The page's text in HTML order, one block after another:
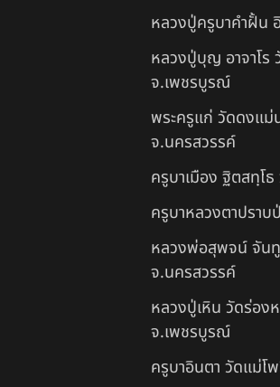
หลวงปู่ครูบาคำฝั้น
หลวงปู่บุญ อาจาโร
จ.เพชรบูรณ์
พระครูแก่ วัดดงแ
จ.นครสวรรค์
ครูบาเมือง ฐิตสทฺโ
ครูบาหลวงตาปราบ
หลวงพ่อสุพจน์ จัน
จ.นครสวรรค์
หลวงปู่เหิน วัดร่อง
จ.เพชรบูรณ์
ครูบาอินตา วัดแม่โ